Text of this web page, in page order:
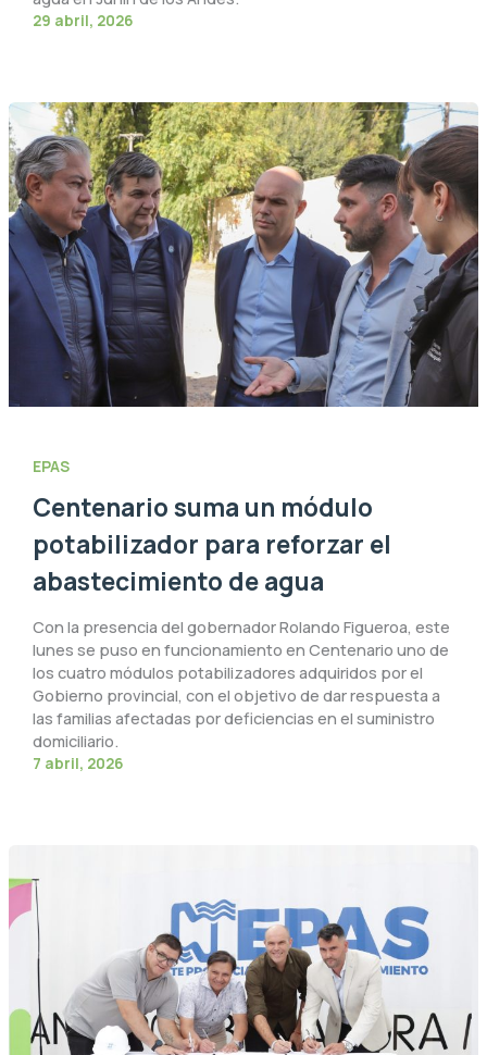
29 abril, 2026
EPAS
Centenario suma un módulo
potabilizador para reforzar el
abastecimiento de agua
Con la presencia del gobernador Rolando Figueroa, este
lunes se puso en funcionamiento en Centenario uno de
los cuatro módulos potabilizadores adquiridos por el
Gobierno provincial, con el objetivo de dar respuesta a
las familias afectadas por deficiencias en el suministro
domiciliario.
7 abril, 2026